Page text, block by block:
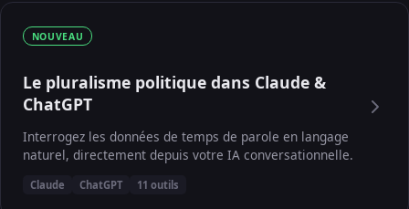
NOUVEAU
Le pluralisme politique dans Claude &
ChatGPT
Interrogez les données de temps de parole en langage
naturel, directement depuis votre IA conversationnelle.
Claude ChatGPT 11 outils